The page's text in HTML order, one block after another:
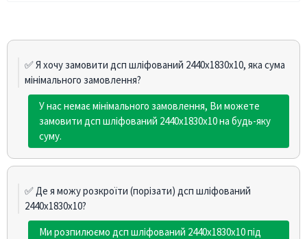
✅ Я хочу замовити дсп шліфований 2440х1830х10, яка сума
мінімального замовлення?
У нас немає мінімального замовлення, Ви можете
замовити дсп шліфований 2440х1830х10 на будь-яку
суму.
✅ Де я можу розкроїти (порізати) дсп шліфований
2440х1830х10?
Ми розпилюємо дсп шліфований 2440х1830х10 під